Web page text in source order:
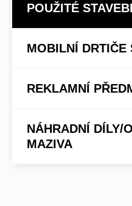
POUŽITÉ
MOBILNÍ DRTIČE
REKLAMNÍ
NÁHRADNÍ DÍLY/
MAZIVA